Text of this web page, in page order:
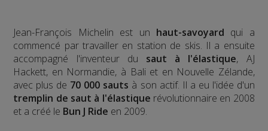
Jean-François Michelin est un haut-savoyard qui a
commencé par travailler en station de skis. Il a ensuite
accompagné l'inventeur du saut à l'élastique, AJ
Hackett, en Normandie, à Bali et en Nouvelle Zélande,
avec plus de 70 000 sauts à son actif. Il a eu l'idée d'un
tremplin de saut à l'élastique révolutionnaire en 2008
et a créé le Bun J Ride en 2009.